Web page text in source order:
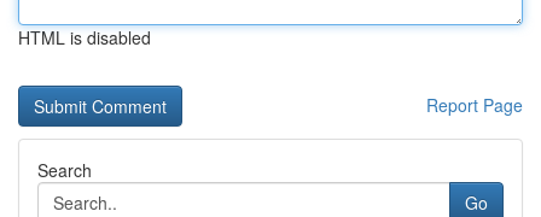
HTML is disabled
Report Page
Search
Go